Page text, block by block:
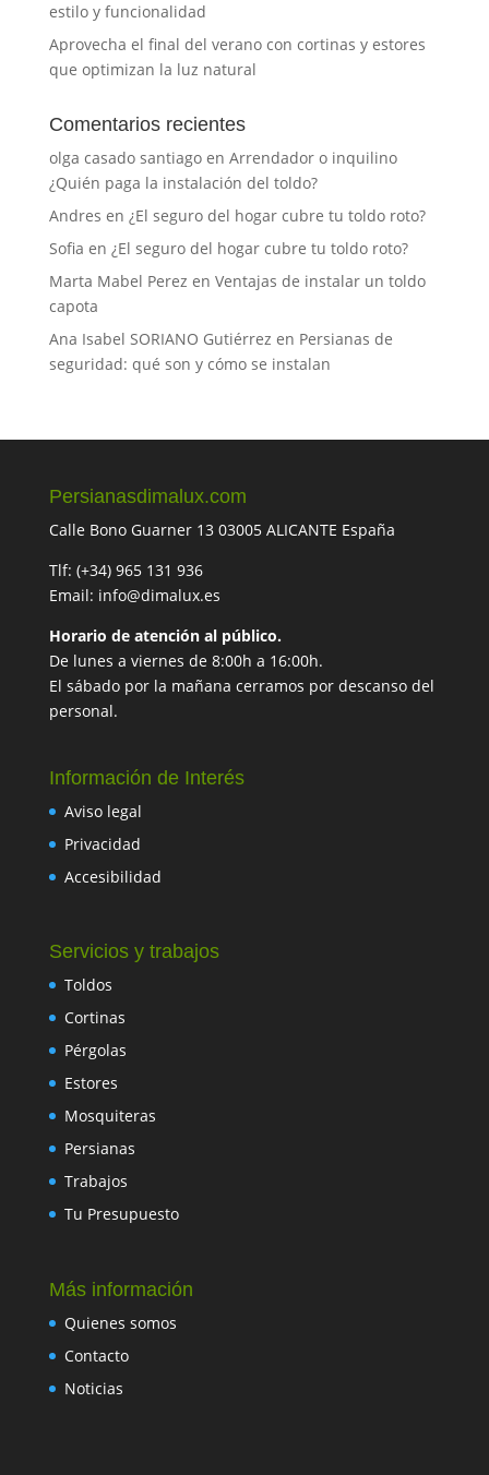
estilo y funcionalidad
Aprovecha el final del verano con cortinas y estores
que optimizan la luz natural
Comentarios recientes
olga casado santiagoen Arrendador o inquilino
¿Quién paga la instalación del toldo?
Andres en ¿El seguro del hogar cubre tu toldo roto?
Sofia en ¿El seguro del hogar cubre tu toldo roto?
Marta Mabel Perez en Ventajas de instalar un toldo
capota
Ana Isabel SORIANO Gutiérrez en Persianas de
seguridad: qué son y cómo se instalan
Persianasdimalux.com
Calle Bono Guarner 13 03005 ALICANTE España
Tlf: (+34) 965 131 936
Email: info@dimalux.es
Horario de atención al público.
De lunes a viernes de 8:00h a 16:00h.
El sábado por la mañana cerramos por descanso del
personal.
Información de Interés
Aviso legal
Privacidad
Accesibilidad
Servicios y trabajos
Toldos
Cortinas
Pérgolas
Estores
Mosquiteras
Persianas
Trabajos
Tu Presupuesto
Más información
Quienes somos
Contacto
Noticias